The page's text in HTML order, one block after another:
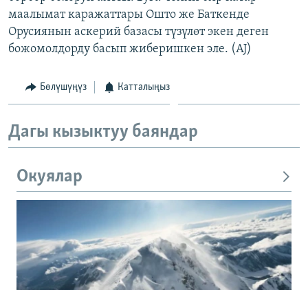
маалымат каражаттары Ошто же Баткенде
Орусиянын аскерий базасы түзүлөт экен деген
божомолдорду басып жиберишкен эле. (AJ)
Бөлүшүңүз Катталыңыз
Дагы кызыктуу баяндар
Окуялар